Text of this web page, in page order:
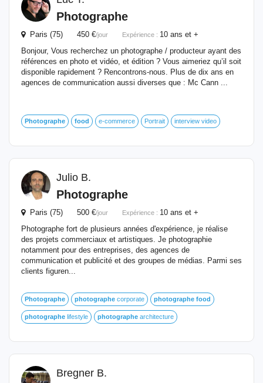
Photographe
Paris (75) 450 €/jour Expérience : 10 ans et +
Bonjour, Vous recherchez un photographe / producteur ayant des
références en photo et vidéo, et édition ? Vous aimeriez qu’il soit
disponible rapidement ? Rencontrons-nous. Plus de dix ans en
agences de communication aussi diverses que : Mc Cann ...
Photographe food e-commerce Portrait interview video
Julio B.
Photographe
Paris (75) 500 €/jour Expérience : 10 ans et +
Photographe fort de plusieurs années d'expérience, je réalise
des projets commerciaux et artistiques. Je photographie
notamment pour des entreprises, des agences de
communication et publicité et des groupes de médias. Parmi ses
clients figuren...
Photographe photographe corporate photographe food
photographe lifestyle photographe architecture
Bregner B.